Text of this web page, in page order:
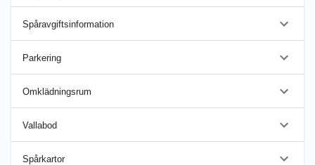
Spåravgiftsinformation
Parkering
Omklädningsrum
Vallabod
Spårkartor